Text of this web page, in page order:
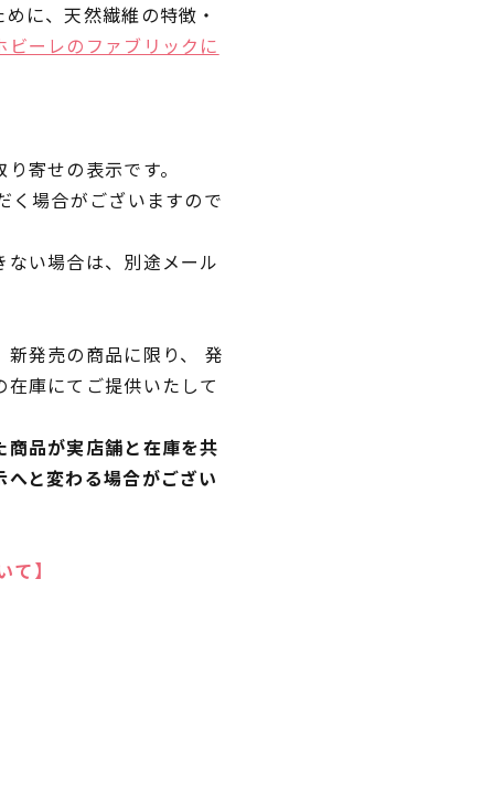
に、天然繊維の特徴・
ビーレのファブリックに
寄せの表示です。
く場合がございますので
い場合は、別途メール
発売の商品に限り、 発
庫にてご提供いたして
品が実店舗と在庫を共
と変わる場合がござい
】